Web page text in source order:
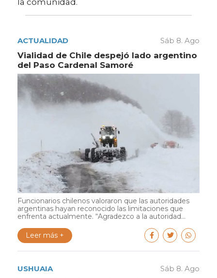
la comunidad.
ACTUALIDAD Sáb 8. Ago
Vialidad de Chile despejó lado argentino
del Paso Cardenal Samoré
Funcionarios chilenos valoraron que las autoridades
argentinas hayan reconocido las limitaciones que
enfrenta actualmente. “Agradezco a la autoridad...
Leer más +
USHUAIA Sáb 8. Ago